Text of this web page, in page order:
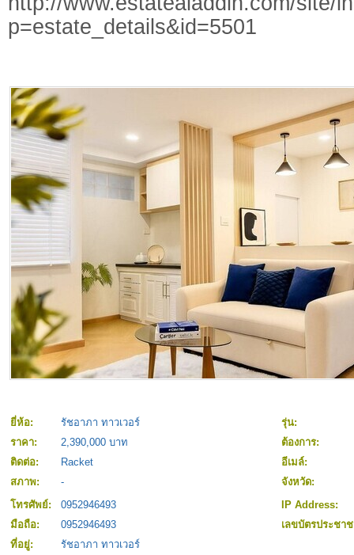
p=estate_details&id=5501
ยี่ห้อ: รัชอาภา ทาวเวอร์
รุ่น:
ราคา:
2,390,000 บาท
ต้องการ:
ติดต่อ:
Racket
อีเมล์:
สภาพ:
-
จังหวัด:
โทรศัพย์:
0952946493
IP Address:
มือถือ:
0952946493
เลขบัตรประชา
ที่อยู่:
รัชอาภา ทาวเวอร์